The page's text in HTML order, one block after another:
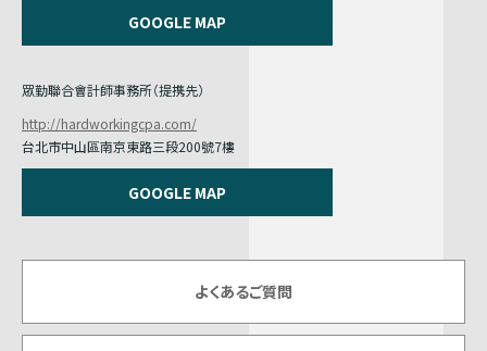
GOOGLE MAP
眾勤聯合會計師事務所（提携先）
http://hardworkingcpa.com/
台北市中山區南京東路三段200號7樓
GOOGLE MAP
よくあるご質問